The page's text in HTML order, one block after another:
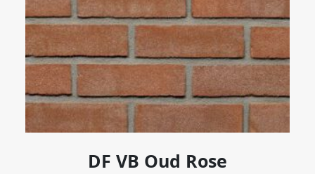
DF VB Oud Rose